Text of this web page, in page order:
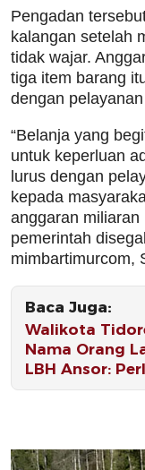
Pengadan
kalangan setelah
tidak wajar.
tiga item barang
dengan
“Belanja yang
untuk keperluan
lurus dengan
kepada
anggaran
pemerintah
mimbartimurcom,
Baca Juga:
Walikota
Nama Orang
LBH Ansor: